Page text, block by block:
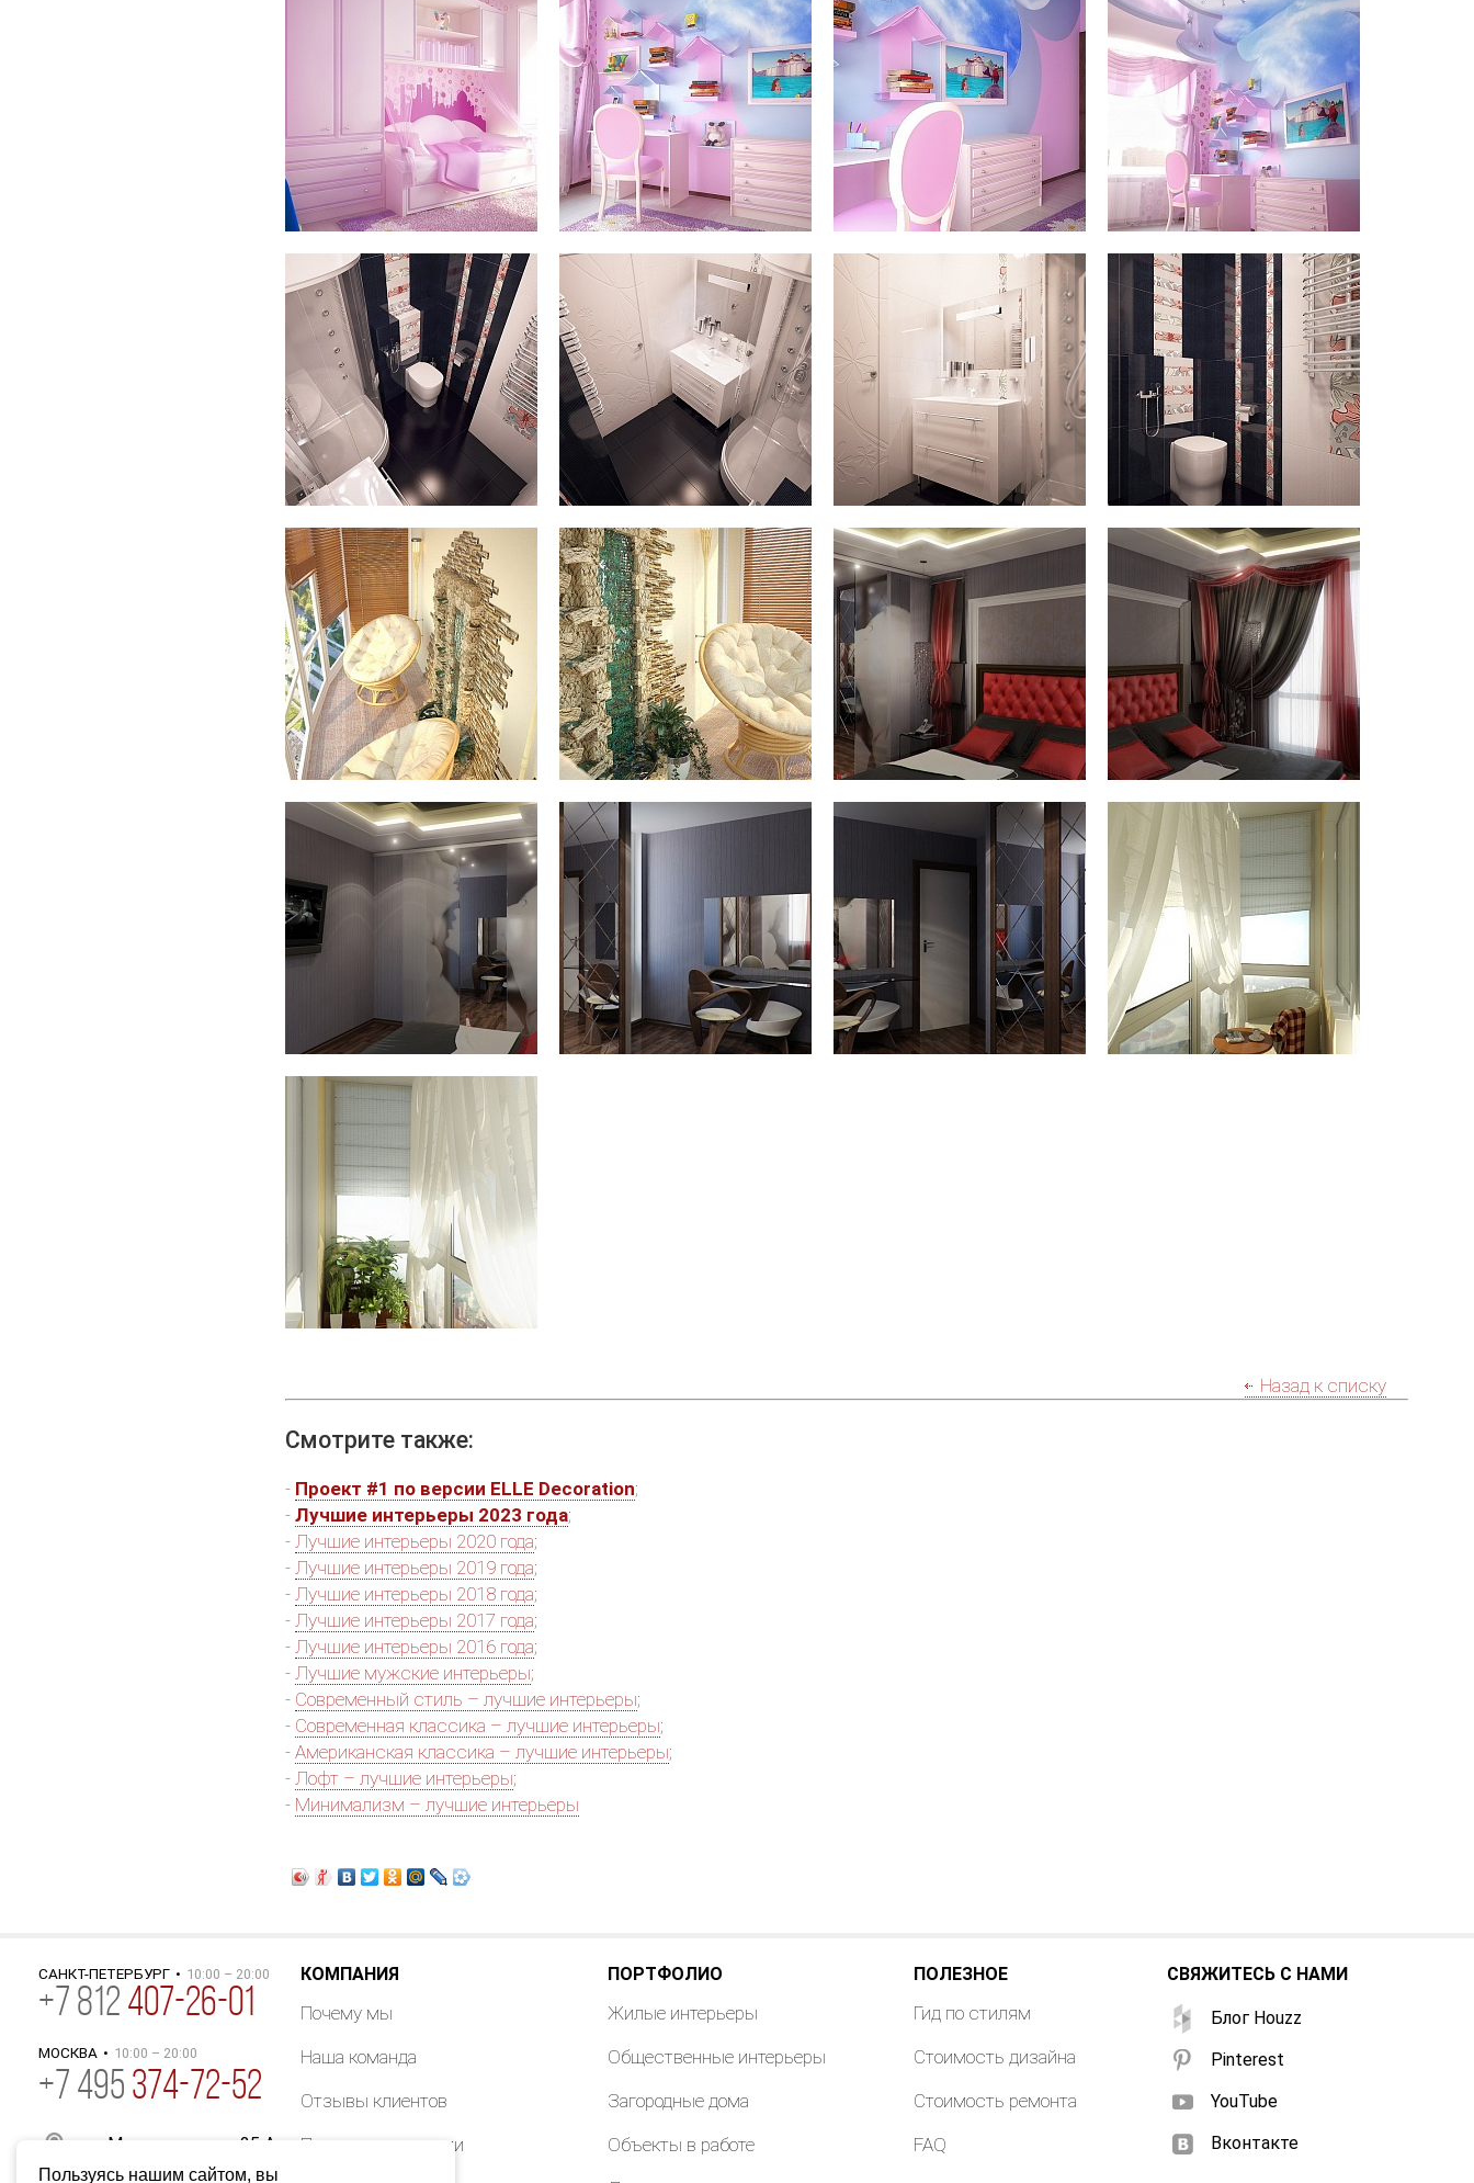
Назад к списку
Смотрите также:
- Проект #1 по версии ELLE Decoration;
- Лучшие интерьеры 2023 года;
- Лучшие интерьеры 2020 года;
- Лучшие интерьеры 2019 года;
- Лучшие интерьеры 2018 года;
- Лучшие интерьеры 2017 года;
- Лучшие интерьеры 2016 года;
- Лучшие мужские интерьеры;
- Современный стиль – лучшие интерьеры;
- Современная классика – лучшие интерьеры;
- Американская классика – лучшие интерьеры;
- Лофт – лучшие интерьеры;
- Минимализм – лучшие интерьеры
САНКТ-ПЕТЕРБУРГ • 10:00 – 20:00
+7 812 407-26-01
МОСКВА • 10:00 – 20:00
+7 495 374-72-52
ул. Маяковского, д.25 А
info@akimenkov.ru
КОМПАНИЯ
Почему мы
Наша команда
Отзывы клиентов
Партнеры компании
ПОРТФОЛИО
Жилые интерьеры
Общественные интерьеры
Загородные дома
Объекты в работе
ПОЛЕЗНОЕ
Гид по стилям
Стоимость дизайна
Стоимость ремонта
FAQ
СВЯЖИТЕСЬ С НАМИ
Блог Houzz
Pinterest
YouTube
Вконтакте
Пользуясь нашим сайтом, вы